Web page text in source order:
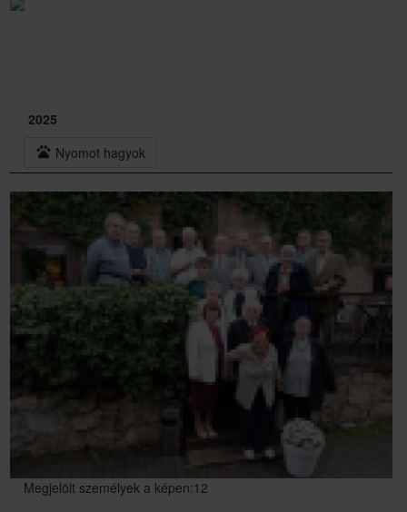
2025
pets Nyomot hagyok
Megjelölt személyek a képen:12